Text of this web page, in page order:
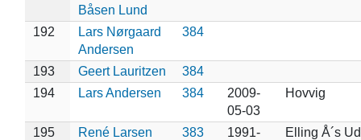
Båsen Lund
192
Lars Nørgaard
Andersen
384
193 Geert Lauritzen
384
194
Lars Andersen 384
2009-
05-03
Hovvig
195 René Larsen 383
1991-
Elling Å´s